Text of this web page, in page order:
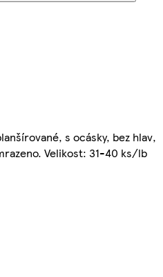
s ocásky, bez hlav,
Velikost: 31-40 ks/lb